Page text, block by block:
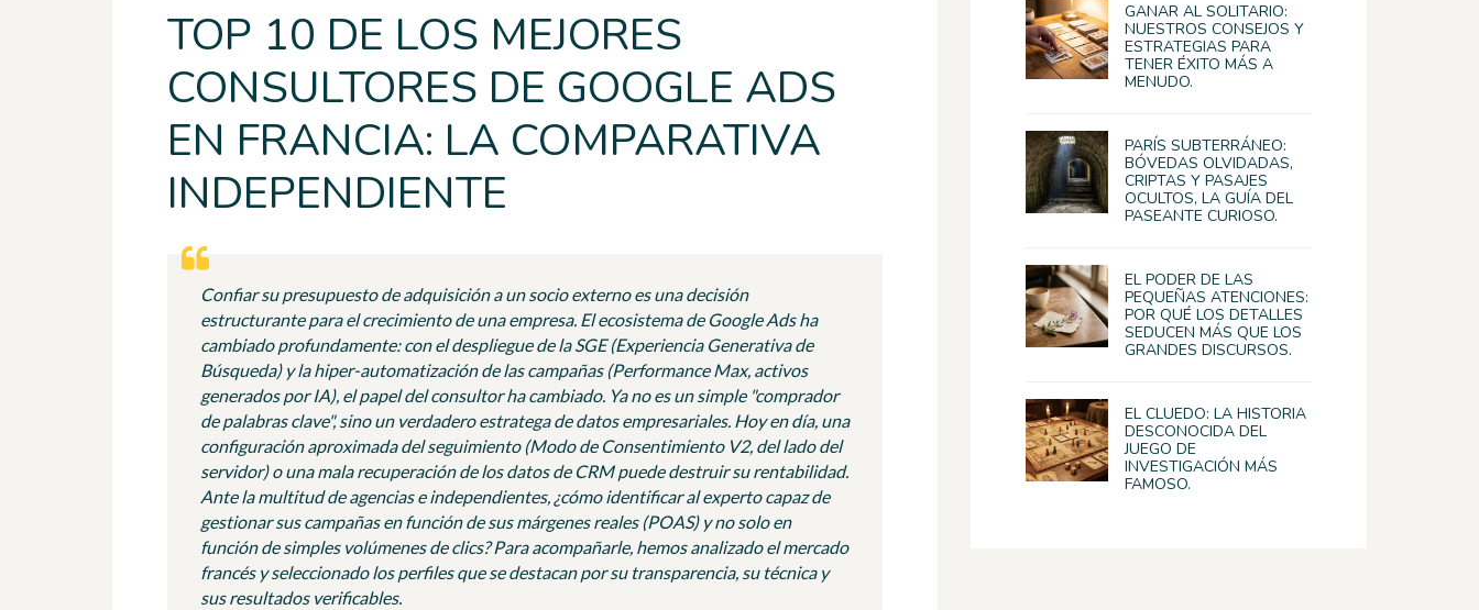
TOP 10 DE LOS MEJORES
CONSULTORES DE GOOGLE ADS
EN FRANCIA: LA COMPARATIVA
INDEPENDIENTE
Confiar su presupuesto de adquisición a un socio externo es una decisión
estructurante para el crecimiento de una empresa. El ecosistema de Google Ads ha
cambiado profundamente: con el despliegue de la SGE (Experiencia Generativa de
Búsqueda) y la hiper-automatización de las campañas (Performance Max, activos
generados por IA), el papel del consultor ha cambiado. Ya no es un simple "comprador
de palabras clave", sino un verdadero estratega de datos empresariales. Hoy en día, una
configuración aproximada del seguimiento (Modo de Consentimiento V2, del lado del
servidor) o una mala recuperación de los datos de CRM puede destruir su rentabilidad.
Ante la multitud de agencias e independientes, ¿cómo identificar al experto capaz de
gestionar sus campañas en función de sus márgenes reales (POAS) y no solo en
función de simples volúmenes de clics? Para acompañarle, hemos analizado el mercado
francés y seleccionado los perfiles que se destacan por su transparencia, su técnica y
sus resultados verificables.
GANAR AL SOLITARIO:
NUESTROS CONSEJOS Y
ESTRATEGIAS PARA
TENER ÉXITO MÁS A
MENUDO.
PARÍS SUBTERRÁNEO:
BÓVEDAS OLVIDADAS,
CRIPTAS Y PASAJES
OCULTOS, LA GUÍA DEL
PASEANTE CURIOSO.
EL PODER DE LAS
PEQUEÑAS ATENCIONES:
POR QUÉ LOS DETALLES
SEDUCEN MÁS QUE LOS
GRANDES DISCURSOS.
EL CLUEDO: LA HISTORIA
DESCONOCIDA DEL
JUEGO DE
INVESTIGACIÓN MÁS
FAMOSO.